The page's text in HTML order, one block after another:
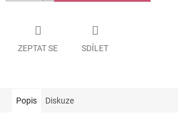
ZEPTAT SE SDÍLET
Popis Diskuze